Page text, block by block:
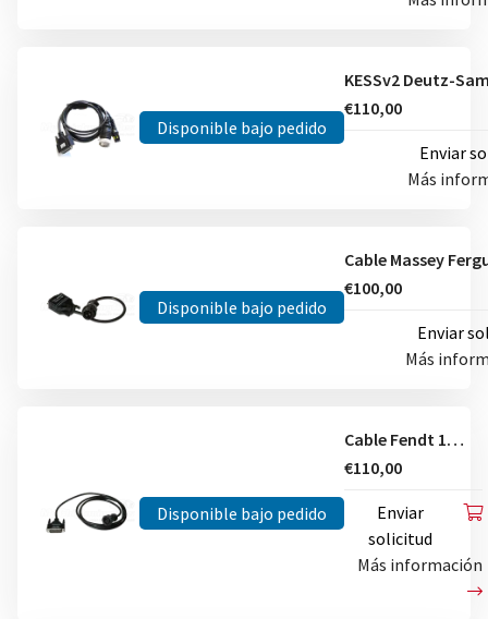
Disponible bajo pedido
€110,00
Enviar
Más
Disponible bajo pedido
€100,00
Enviar
Más
Disponible bajo pedido
Cable Fendt 12 pin
€110,00
Enviar
solicitud
Más información